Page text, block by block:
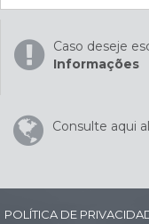
Caso deseje
Informações
Consulte aqui
POLÍTICA DE